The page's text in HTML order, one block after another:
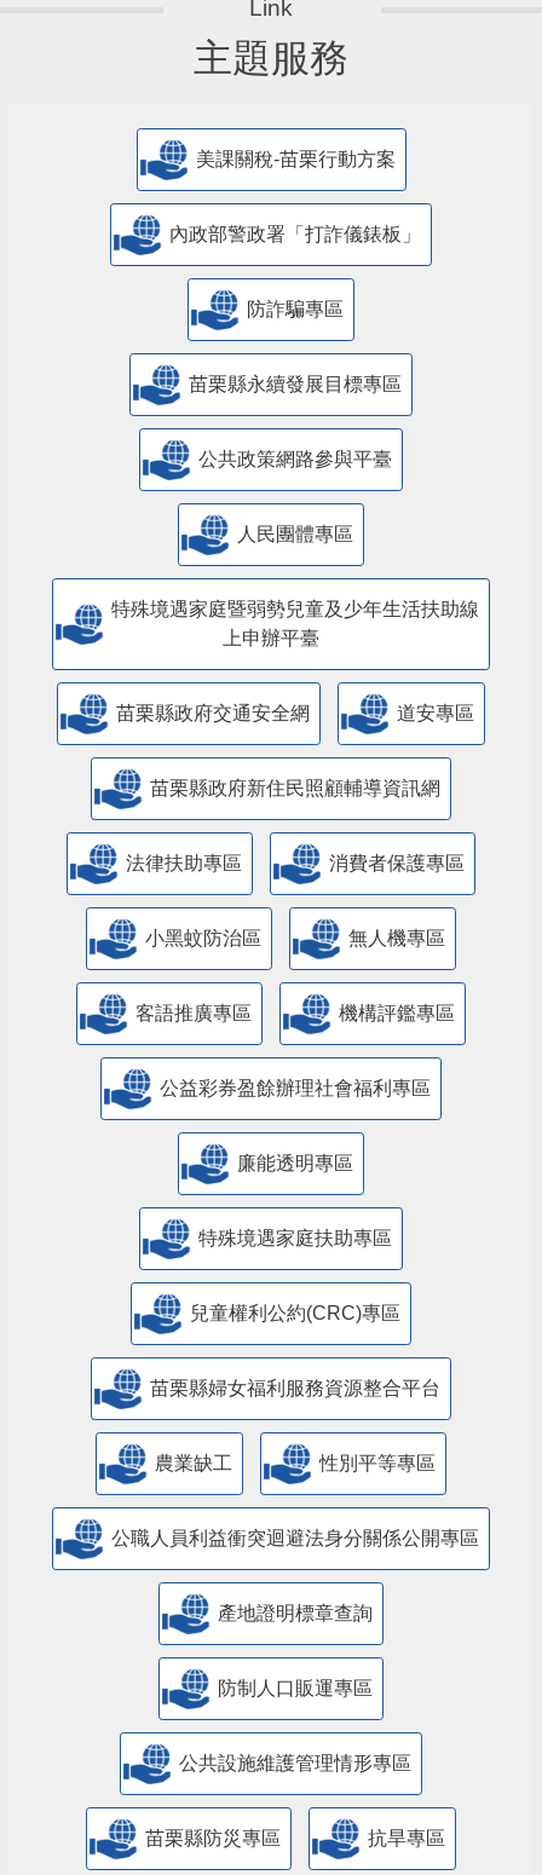
主題服務
美課關稅-苗栗行動方案
內政部警政署「打詐儀錶板」
防詐騙專區
苗栗縣永續發展目標專區
公共政策網路參與平臺
人民團體專區
特殊境遇家庭暨弱勢兒童及少年生活扶助線
上申辦平臺
苗栗縣政府交通安全網 道安專區
苗栗縣政府新住民照顧輔導資訊網
法律扶助專區 消費者保護專區
小黑蚊防治區 無人機專區
客語推廣專區 機構評鑑專區
公益彩券盈餘辦理社會福利專區
廉能透明專區
特殊境遇家庭扶助專區
兒童權利公約(CRC)專區
苗栗縣婦女福利服務資源整合平台
農業缺工 性別平等專區
公職人員利益衝突迴避法身分關係公開專區
產地證明標章查詢
防制人口販運專區
​公共設施維護管理情形專區
苗栗縣防災專區 抗旱專區